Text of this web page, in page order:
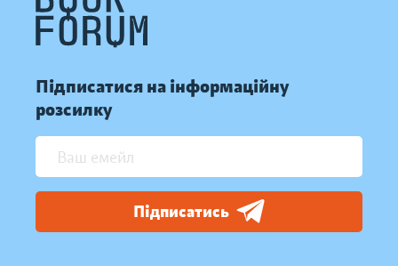
Підписатися на інформаційну
розсилку
Підписатись